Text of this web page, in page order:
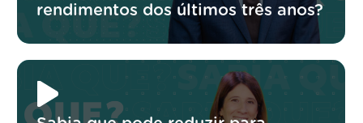
rendimentos dos últimos três anos?